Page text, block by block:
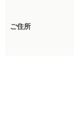
ご住所